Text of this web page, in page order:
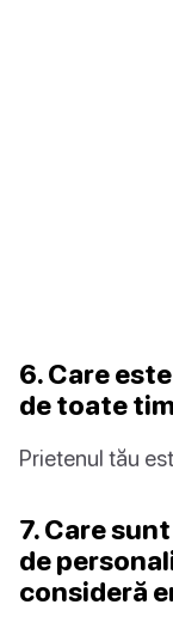
6. Care
de toate
Prietenul tău
7. Care
de
consideră